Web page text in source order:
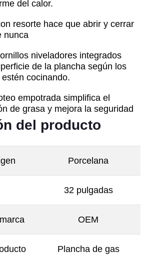
del calor.
resorte hace que abrir y cerrar
nunca
niveladores integrados
de la plancha según los
cocinando.
empotrada simplifica el
de grasa y mejora la seguridad
del producto
Porcelana
32 pulgadas
OEM
Plancha de gas